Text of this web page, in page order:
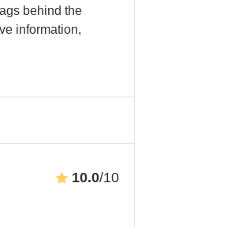
behind the
information,
10.0/10